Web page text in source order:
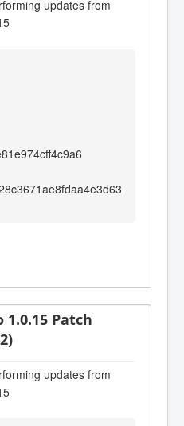
updates from
1.0.15 Patch
updates from